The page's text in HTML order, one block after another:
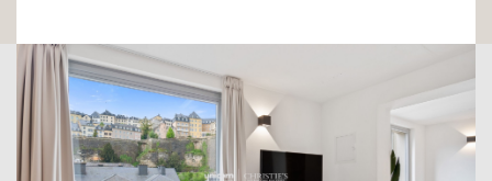
ce lieu unique marie un style contemporain,
sublimé par des pierres apparentes, du beau
parquet et 2 belles cheminées d'époque
décoratives. L' atmosphère est à la fois à la
fois chaleureuse et moderne.